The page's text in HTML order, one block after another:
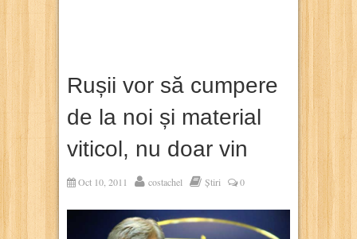
Rușii vor să cumpere
de la noi și material
viticol, nu doar vin
Oct 10, 2011 costachel Știri 0